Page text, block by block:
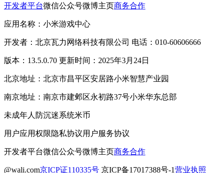
开发者平台微信公众号微博主页商务合作
应用名称：小米游戏中心
开发者：北京瓦力网络科技有限公司 电话：010-60606666
版本：13.5.0.70 更新时间：2025年3月24日
北京地址：北京市昌平区安居路小米智慧产业园
南京地址：南京市建邺区永初路37号小米华东总部
未成年人防沉迷系统米币
用户应用权限隐私协议用户服务协议
开发者平台微信公众号微博主页商务合作
@wali.com京ICP证110335号 京ICP备17017388号-1营业执照